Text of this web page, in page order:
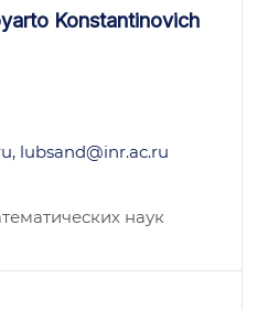
Konstantinovich
lubsand@inr.ac.ru
наук